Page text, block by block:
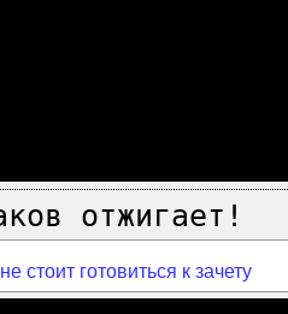
отжигает!
стоит готовиться к зачету